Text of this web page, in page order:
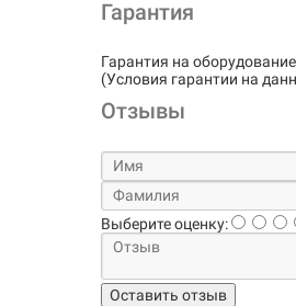
Гарантия
Гарантия на
(Условия гарантии на
Отзывы
Выберите оценку:
Оставить отзыв